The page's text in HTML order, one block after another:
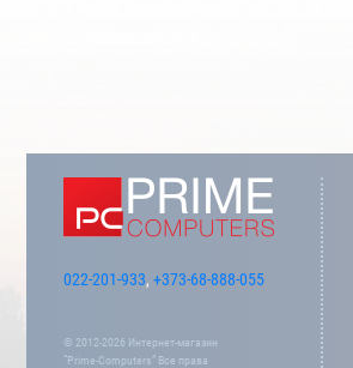
022-201-933, +373-68-888-055
© 2012-2026 Интернет-магазин
“Prime-Computers” Все права